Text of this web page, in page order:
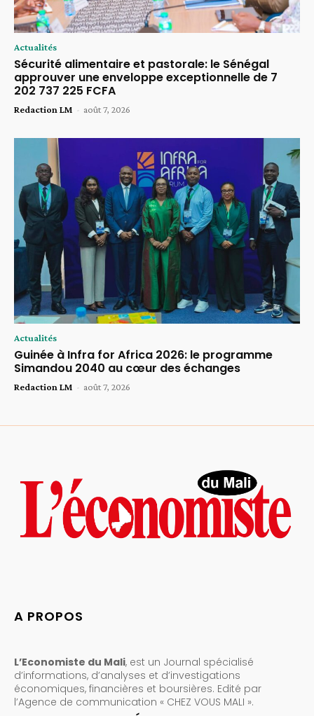
Actualités
Sécurité alimentaire et pastorale: le Sénégal
approuver une enveloppe exceptionnelle de 7
202 737 225 FCFA
Redaction LM - août 7, 2026
Actualités
Guinée à Infra for Africa 2026: le programme
Simandou 2040 au cœur des échanges
Redaction LM - août 7, 2026
A PROPOS
L’Economiste du Mali, est un Journal spécialisé
d’informations, d’analyses et d’investigations
économiques, financières et boursières. Edité par
l’Agence de communication « CHEZ VOUS MALI ».